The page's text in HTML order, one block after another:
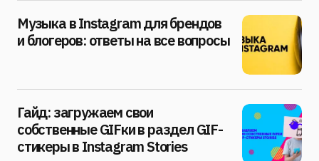
Музыка в Instagram для брендов
и блогеров: ответы на все вопросы
Гайд: загружаем свои
собственные GIFки в раздел GIF-
стикеры в Instagram Stories